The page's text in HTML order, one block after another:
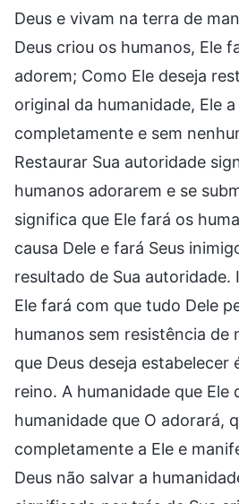
Deus e vivam na terra de
Deus criou os humanos, Ele
adorem; Como Ele deseja
original da humanidade, Ele
completamente e sem
Restaurar Sua autoridade
humanos adorarem e se
significa que Ele fará os
causa Dele e fará Seus
resultado de Sua autoridade.
Ele fará com que tudo Dele
humanos sem resistência de
que Deus deseja estabelecer
reino. A humanidade que Ele
humanidade que O adorará,
completamente a Ele e
Deus não salvar a